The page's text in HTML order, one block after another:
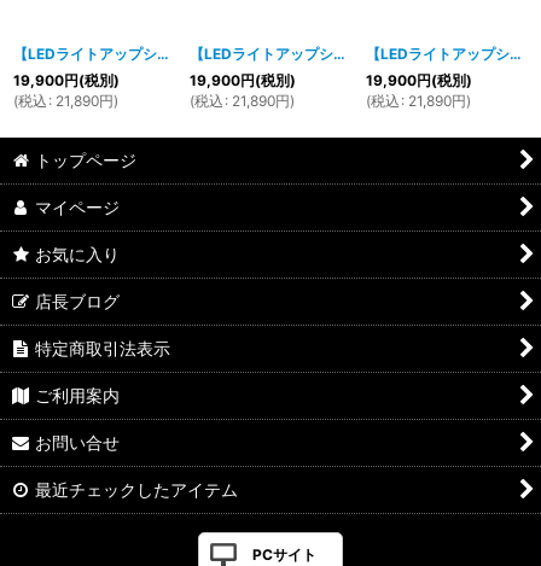
【LEDライトアップシューズ】HOVERKICKS(ホヴァーキックス）スニーカー（Red)
19,900円(税別)
(税込 : 21,890円)
【LEDライトアップシューズ】HOVERKICKS(ホヴァーキックス）スニーカー（White)
19,900円(税別)
(税込 : 21,890円)
【LEDライトアップシューズ】HOVERKICKS(ホヴァーキックス）スニーカー（Black)
19,900円(税別)
(税込 : 21,890円)
トップページ
マイページ
お気に入り
店長ブログ
特定商取引法表示
ご利用案内
お問い合せ
最近チェックしたアイテム
PCサイト